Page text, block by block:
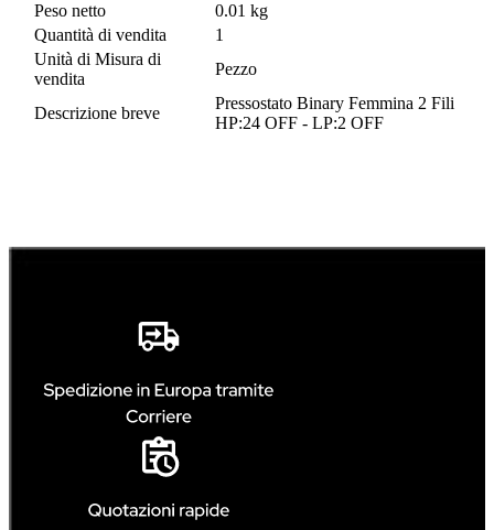
Peso netto
0.01 kg
Quantità di vendita
1
Unità di Misura di
vendita
Pezzo
Descrizione breve
Pressostato Binary Femmina 2 Fili
HP:24 OFF - LP:2 OFF